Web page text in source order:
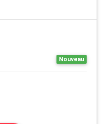
Nouveau